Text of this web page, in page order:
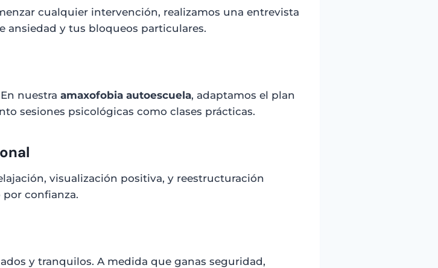
cualquier intervención, realizamos una entrevista
ansiedad y tus bloqueos particulares.
nuestra amaxofobia autoescuela, adaptamos el plan
sesiones psicológicas como clases prácticas.
visualización positiva, y reestructuración
confianza.
y tranquilos. A medida que ganas seguridad,